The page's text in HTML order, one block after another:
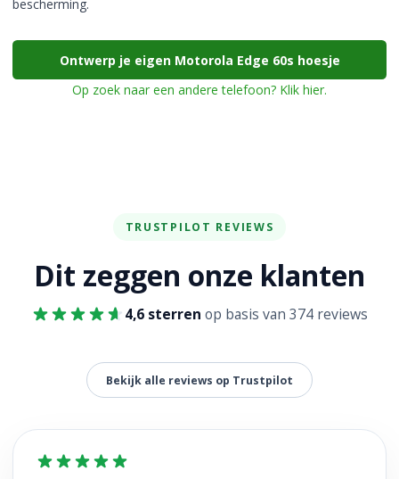
bescherming.
Ontwerp je eigen Motorola Edge 60s hoesje
Op zoek naar een andere telefoon? Klik hier.
TRUSTPILOT REVIEWS
Dit zeggen onze klanten
4,6 sterren op basis van 374 reviews
Bekijk alle reviews op Trustpilot